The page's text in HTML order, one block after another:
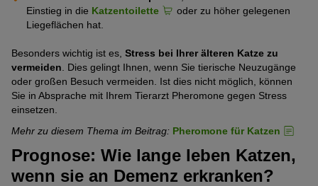
Einstieg in die Katzentoilette
oder zu höher gelegenen
Liegeflächen hat.
Besonders wichtig ist es, Stress bei Ihrer älteren Katze zu
vermeiden . Dies gelingt Ihnen, wenn Sie tierische Neuzugänge
oder großen Besuch vermeiden. Ist dies nicht möglich, können
Sie in Absprache mit Ihrem Tierarzt Pheromone gegen Stress
einsetzen.
Mehr zu diesem Thema im Beitrag: Pheromone für Katzen
Prognose: Wie lange leben Katzen,
wenn sie an Demenz erkranken?